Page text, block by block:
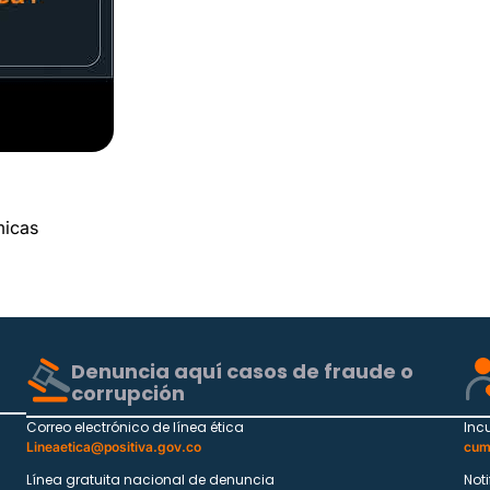
Denuncia aquí casos de fraude o
corrupción
Correo electrónico de línea ética
Lineaetica@positiva.gov.co
Línea gratuita nacional de denuncia